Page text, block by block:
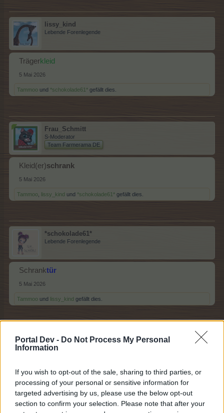
Portal Dev - Do Not Process My Personal
Information
If you wish to opt-out of the sale, sharing to third parties, or
processing of your personal or sensitive information for
targeted advertising by us, please use the below opt-out
section to confirm your selection. Please note that after your
lissy_kind
Lebende Forenlegende
Trägerkleid
5 Mai 2026
Tammoo und *schokolade61* gefällt dies.
Frau_Schmitt
S-Moderator
Team Farmerama DE
Kleid(er)schrank
5 Mai 2026
Tammoo lissy_kind und *schokolade61* gefällt dies.
*schokolade61*
Lebende Forenlegende
Schranktür
5 Mai 2026
Tammoo und lissy_kind gefällt dies.
lissy_kind
Lebende Forenlegende
Türriegel
*schokolade61*undTammoo gefällt dies.